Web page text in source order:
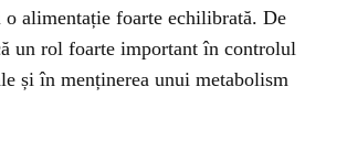
alimentație foarte echilibrată. De
un rol foarte important în controlul
și în menținerea unui metabolism